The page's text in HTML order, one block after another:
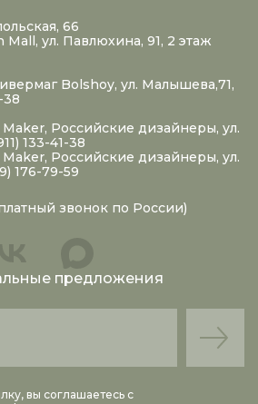
66
Mall, ул. Павлюхина, 91, 2 этаж
Bolshoy, ул. Малышева,71,
38
Maker, Российские дизайнеры, ул.
133-41-38
Maker, Российские дизайнеры, ул.
176-79-59
звонок по России)
предложения
вы соглашаетесь с